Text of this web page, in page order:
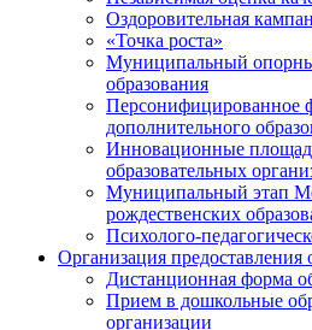
Оздоровительная
«Точка роста»
Муниципальный
образования
Персонифицированное
дополнительного
Инновационные
образовательных
Муниципальный этап
рождественских
Психолого-
Организация предоставления
Дистанционная форма
Прием в дошкольные
организации